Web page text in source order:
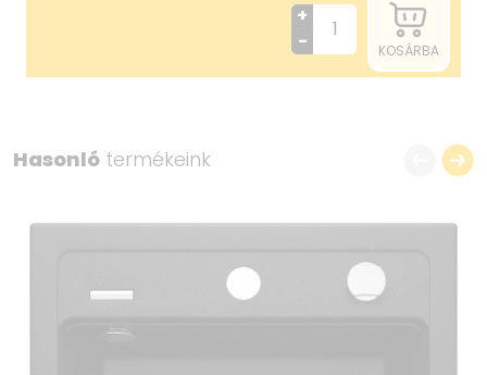
A medence mélysége 1 [mm] 163
Kivágás a munkalapban (beépíthető) - szélesség
[mm] 420
Kivitelezés acél
Helytakarékos szifon Space saver Igen
Mosogatógép/mosógép csatlakoztatható Igen
+
-
KOSÁRBA
Hasonló termékeink